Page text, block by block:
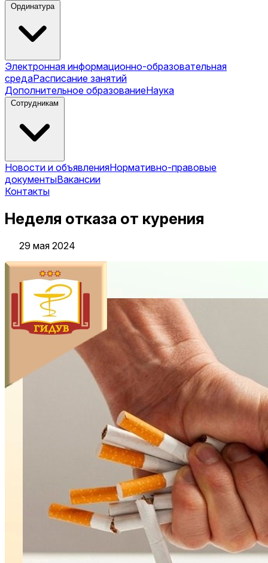
Ординатура
Электронная информационно-образовательная
средаРасписание занятий
Дополнительное образованиеНаука
Сотрудникам
Новости и объявленияНормативно-правовые
документыВакансии
Контакты
Неделя отказа от курения
29 мая 2024